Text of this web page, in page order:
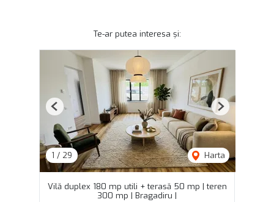
Te-ar putea interesa și:
1 / 29 Harta
Previous Next
Vilă duplex 180 mp utili + terasă 50 mp | teren
300 mp | Bragadiru |